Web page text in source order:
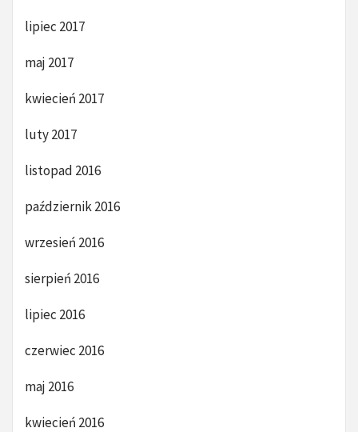
lipiec 2017
maj 2017
kwiecień 2017
luty 2017
listopad 2016
październik 2016
wrzesień 2016
sierpień 2016
lipiec 2016
czerwiec 2016
maj 2016
kwiecień 2016